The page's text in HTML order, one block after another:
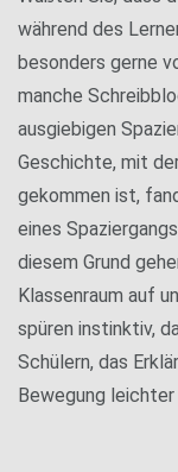
während des
besonders gerne
manche
ausgiebigen
Geschichte, mit
gekommen ist,
eines
diesem Grund
Klassenraum auf
spüren instinktiv,
Schülern, das
Bewegung